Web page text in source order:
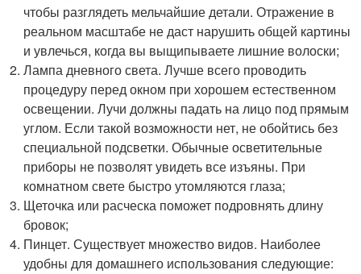
чтобы разглядеть мельчайшие детали. Отражение в
реальном масштабе не даст нарушить общей картины
и увлечься, когда вы выщипываете лишние волоски;
Лампа дневного света. Лучше всего проводить
процедуру перед окном при хорошем естественном
освещении. Лучи должны падать на лицо под прямым
углом. Если такой возможности нет, не обойтись без
специальной подсветки. Обычные осветительные
приборы не позволят увидеть все изъяны. При
комнатном свете быстро утомляются глаза;
Щеточка или расческа поможет подровнять длину
бровок;
Пинцет. Существует множество видов. Наиболее
удобны для домашнего использования следующие: